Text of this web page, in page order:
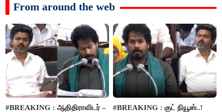
From around the web
#BREAKING : ஆதிதிராவிடர் –
#BREAKING : குட் நியூஸ்..!